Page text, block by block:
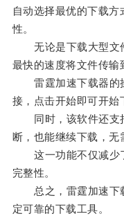
自动选择最优的下载
性。
无论是下载大型文
最快的速度将文件传输
雷霆加速下载器的
接，点击开始即可开始
同时，该软件还支
断，也能继续下载，无
这一功能不仅减少
完整性。
总之，雷霆加速下
定可靠的下载工具。